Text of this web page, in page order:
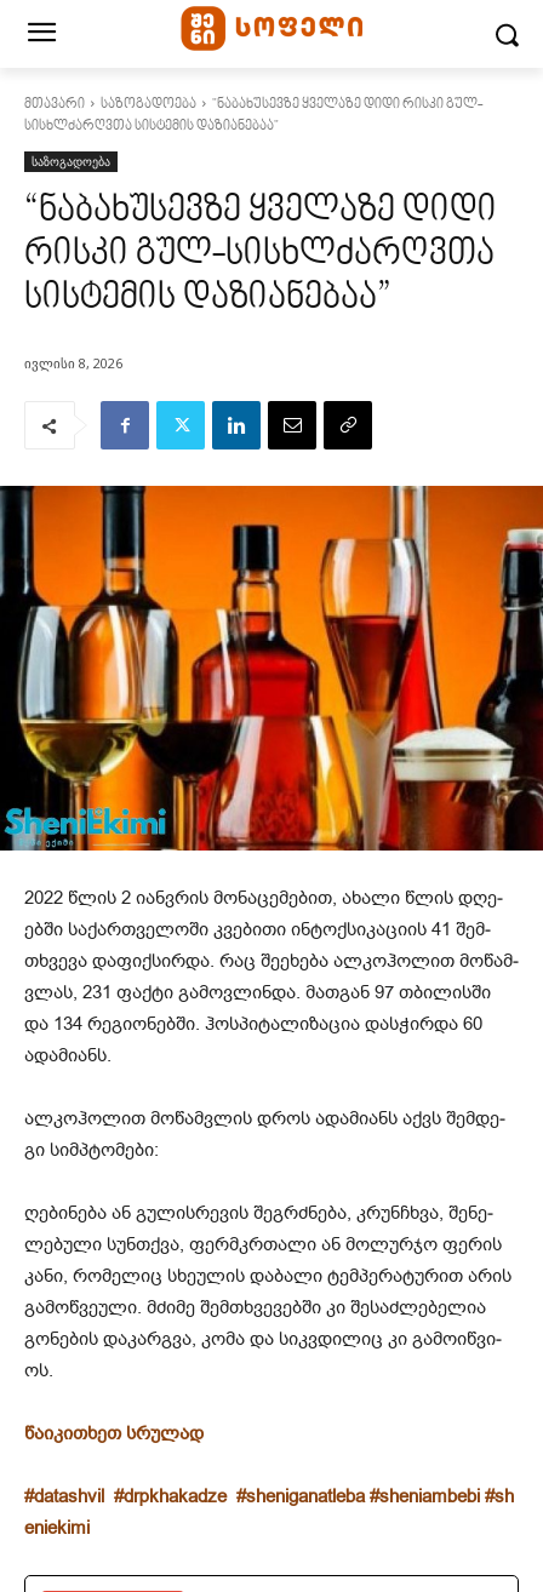
მთავარი საზოგადოება
"ნაბახუსევზე ყველაზე დიდი რისკი გულ-
სისხლძარღვთა სისტემის დაზიანებაა"
საზოგადოება
“ნაბახუსევზე ყველაზე დიდი
რისკი გულ-სისხლძარღვთა
სისტემის დაზიანებაა”
ივლისი 8, 2026
2022 წლის 2 იან­ვრის მო­ნა­ცე­მე­ბით, ახა­ლი წლის დღე­
ებ­ში სა­ქარ­თვე­ლო­ში კვე­ბი­თი ინ­ტოქ­სი­კა­ცი­ის 41 შემ­
თხვე­ვა და­ფიქ­სირ­და. რაც შე­ე­ხე­ბა ალ­კოჰო­ლით მო­წამ­
ვლას, 231 ფაქ­ტი გა­მოვ­ლინ­და. მათ­გან 97 თბი­ლის­ში
და 134 რე­გი­ო­ნებ­ში. ჰოს­პი­ტა­ლი­ზა­ცია დას­ჭირ­და 60
ადა­მი­ანს.
ალ­კოჰო­ლით მო­წამ­ვლის დროს ადა­მი­ანს აქვს შემ­დე­
გი სიმპტო­მე­ბი:
ღე­ბი­ნე­ბა ან გუ­ლის­რე­ვის შეგ­რძნე­ბა, კრუნ­ჩხვა, შე­ნე­
ლე­ბუ­ლი სუნ­თქვა, ფერ­მკრთა­ლი ან მო­ლურ­ჯო ფე­რის
კანი, რო­მე­ლიც სხე­უ­ლის და­ბა­ლი ტემ­პე­რა­ტუ­რით არის
გა­მოწ­ვე­უ­ლი. მძი­მე შემ­თხვე­ვებ­ში კი შე­საძ­ლე­ბე­ლია
გო­ნე­ბის და­კარ­გვა, კომა და სიკ­ვდი­ლიც კი გა­მო­იწ­ვი­
ოს.
წაიკითხეთ სრულად
#datashvil #drpkhakadze #sheniganatleba #sheniambebi #sh
eniekimi